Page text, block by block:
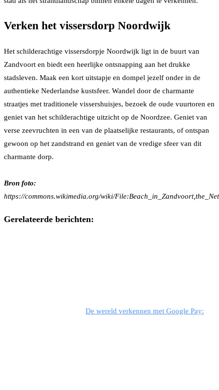
Verken het vissersdorp Noordwijk
Het schilderachtige vissersdorpje Noordwijk ligt in de buurt van
Zandvoort en biedt een heerlijke ontsnapping aan het drukke
stadsleven. Maak een kort uitstapje en dompel jezelf onder in de
authentieke Nederlandse kustsfeer. Wandel door de charmante
straatjes met traditionele vissershuisjes, bezoek de oude vuurtoren en
geniet van het schilderachtige uitzicht op de Noordzee. Geniet van
verse zeevruchten in een van de plaatselijke restaurants, of ontspan
gewoon op het zandstrand en geniet van de vredige sfeer van dit
charmante dorp.
Bron foto:
https://commons.wikimedia.org/wiki/File:Beach_in_Zandvoort,
Gerelateerde berichten:
De wereld verkennen met Google Pay: